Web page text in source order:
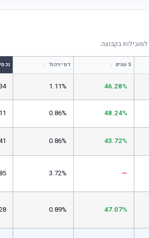
למובילות בקבוצה:
5 שנים ↕ דמי ניהול ↕
46.28%
1.11%
48.24%
0.86%
43.72%
0.86%
—
3.72%
47.07%
0.89%